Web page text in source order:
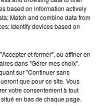
JECK & CARLA
La Recette
based on information actively
Match and combine data from
Identify devices based on
et fermer", ou affiner en
dans "Gérer mes choix".
sur "Continuer sans
que pour ce site. Vous
votre consentement à tout
en bas de chaque page.